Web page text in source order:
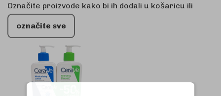
Označite proizvode kako bi ih dodali u košaricu ili
označite sve